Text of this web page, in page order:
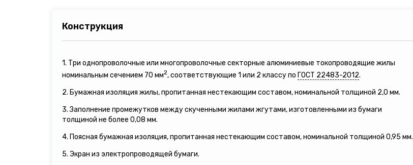
Конструкция
1. Три однопроволочные или многопроволочные секторные алюминиевые токопроводящие жилы
номинальным сечением 70 мм2, соответствующие 1 или 2 классу по ГОСТ 22483-2012.
2. Бумажная изоляция жилы, пропитанная нестекающим составом, номинальной толщиной 2,0 мм.
3. Заполнение промежутков между скученными жилами жгутами, изготовленными из бумаги
толщиной не более 0,08 мм.
4. Поясная бумажная изоляция, пропитанная нестекающим составом, номинальной толщиной 0,95 мм.
5. Экран из электропроводящей бумаги.